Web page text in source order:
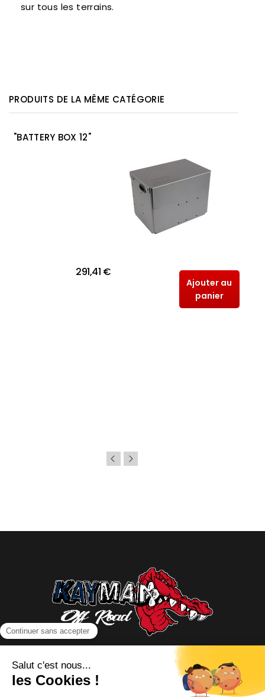
sur tous les terrains.
PRODUITS DE LA MÊME CATÉGORIE
"BATTERY BOX 12"
291,41 €
Ajouter au
panier
NOUS CONTACTER